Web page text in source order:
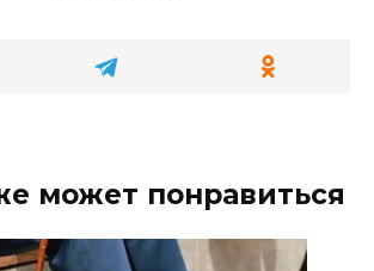
может понравиться